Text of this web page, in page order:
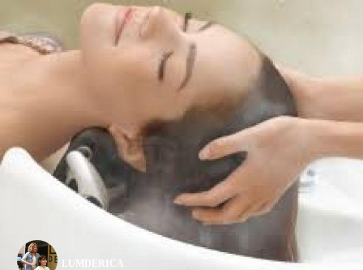
LUMDERICA